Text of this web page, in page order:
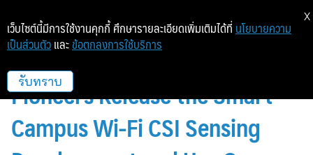
Huawei, WAA, and Industry
Pioneers Release the Smart
Campus Wi-Fi CSI Sensing
เว็บไซต์นี้มีการใช้งานคุกกี้ ศึกษารายละเอียดเพิ่มเติมได้ที่ นโยบายความ
เป็นส่วนตัว และ ข้อตกลงการใช้บริการ
รับทราบ
X